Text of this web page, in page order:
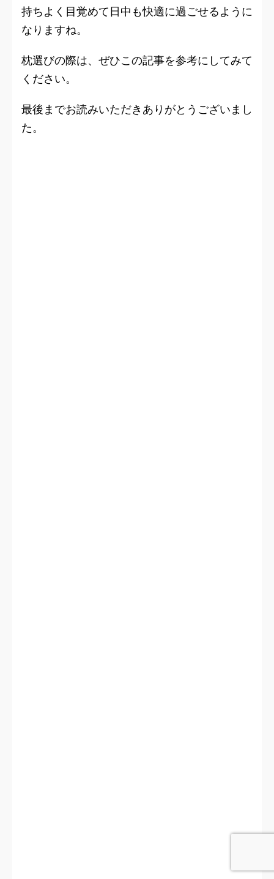
持ちよく目覚めて日中も快適に過ごせるように
なりますね。
枕選びの際は、ぜひこの記事を参考にしてみて
ください。
最後までお読みいただきありがとうございまし
た。